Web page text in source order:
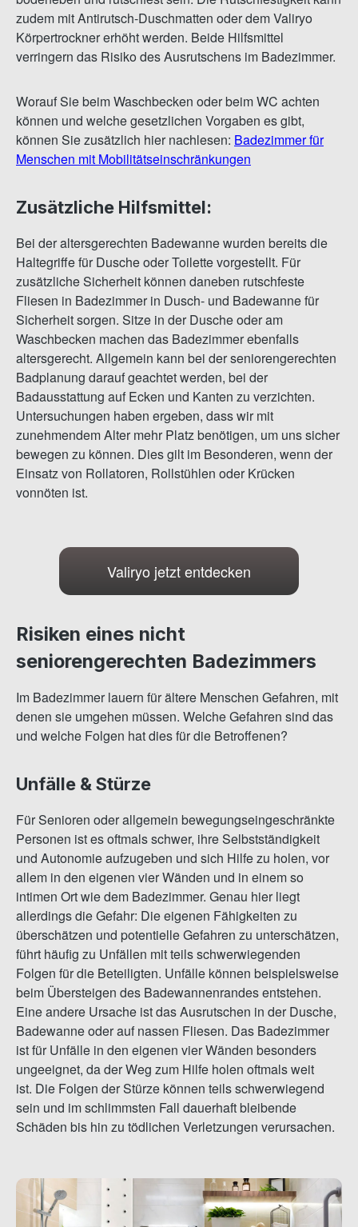
zudem mit Antirutsch-Duschmatten oder dem Valiryo
Körpertrockner erhöht werden. Beide Hilfsmittel
verringern das Risiko des Ausrutschens im Badezimmer.
Worauf Sie beim Waschbecken oder beim WC achten
können und welche gesetzlichen Vorgaben es gibt,
können Sie zusätzlich hier nachlesen: Badezimmer für
Menschen mit Mobilitätseinschränkungen
Zusätzliche Hilfsmittel:
Bei der altersgerechten Badewanne wurden bereits die
Haltegriffe für Dusche oder Toilette vorgestellt. Für
zusätzliche Sicherheit können daneben rutschfeste
Fliesen in Badezimmer in Dusch- und Badewanne für
Sicherheit sorgen. Sitze in der Dusche oder am
Waschbecken machen das Badezimmer ebenfalls
altersgerecht. Allgemein kann bei der seniorengerechten
Badplanung darauf geachtet werden, bei der
Badausstattung auf Ecken und Kanten zu verzichten.
Untersuchungen haben ergeben, dass wir mit
zunehmendem Alter mehr Platz benötigen, um uns sicher
bewegen zu können. Dies gilt im Besonderen, wenn der
Einsatz von Rollatoren, Rollstühlen oder Krücken
vonnöten ist.
Valiryo jetzt entdecken
Risiken eines nicht
seniorengerechten Badezimmers
Im Badezimmer lauern für ältere Menschen Gefahren, mit
denen sie umgehen müssen. Welche Gefahren sind das
und welche Folgen hat dies für die Betroffenen?
Unfälle & Stürze
Für Senioren oder allgemein bewegungseingeschränkte
Personen ist es oftmals schwer, ihre Selbstständigkeit
und Autonomie aufzugeben und sich Hilfe zu holen, vor
allem in den eigenen vier Wänden und in einem so
intimen Ort wie dem Badezimmer. Genau hier liegt
allerdings die Gefahr: Die eigenen Fähigkeiten zu
überschätzen und potentielle Gefahren zu unterschätzen,
führt häufig zu Unfällen mit teils schwerwiegenden
Folgen für die Beteiligten. Unfälle können beispielsweise
beim Übersteigen des Badewannenrandes entstehen.
Eine andere Ursache ist das Ausrutschen in der Dusche,
Badewanne oder auf nassen Fliesen. Das Badezimmer
ist für Unfälle in den eigenen vier Wänden besonders
ungeeignet, da der Weg zum Hilfe holen oftmals weit
ist. Die Folgen der Stürze können teils schwerwiegend
sein und im schlimmsten Fall dauerhaft bleibende
Schäden bis hin zu tödlichen Verletzungen verursachen.